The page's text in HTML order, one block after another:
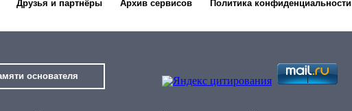
Друзья и партнёры Архив сервисов Политика конфиденциальности
основателя